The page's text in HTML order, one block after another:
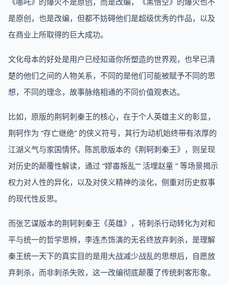
是原创，也是改编，但都不妨碍他们是超级优秀的作品，以及
在商业上所取得的巨大成功。
文化母本的好处是用户已经知道你所塑造的世界观，也早已清
楚的他们之间的人物关系，不同的是他们可能被赋予不同的思
想，不同的理念，故事脉络相通的不同价值观表达。
比如，原版的荆轲刺秦王的核心，在于个人英雄主义的彰显，
荆轲作为 “存亡继绝” 的侠义符号，其行为动机始终带有浓厚的
江湖义气与家国情怀。陈凯歌版本的《荆轲刺秦王》，则呈现
对历史的颠覆性解读，通过 “嫪毐叛乱”” 活埋赵童 ” 等场景揭示
权力对人性的异化，以及对侠义精神的淡化，侧重对历史叙事
的现代性反思。
而张艺谋版本的荆轲刺秦王《英雄》，将刺杀行动转化为对和
平与统一的哲学思辨，李连杰饰演的无名终放弃刺杀，是理解
秦王统一天下的真实目的是用大战减少战乱的思想后，自愿放
弃刺杀，而非刺杀失败，这一改编彻底颠覆了传统刺客形象。